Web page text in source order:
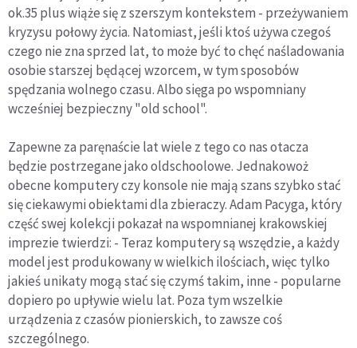
ok.35 plus wiąże się z szerszym kontekstem - przeżywaniem
kryzysu połowy życia. Natomiast, jeśli ktoś używa czegoś
czego nie zna sprzed lat, to może być to chęć naśladowania
osobie starszej będącej wzorcem, w tym sposobów
spędzania wolnego czasu. Albo sięga po wspomniany
wcześniej bezpieczny "old school".
Zapewne za paręnaście lat wiele z tego co nas otacza
będzie postrzegane jako oldschoolowe. Jednakowoż
obecne komputery czy konsole nie mają szans szybko stać
się ciekawymi obiektami dla zbieraczy. Adam Pacyga, który
część swej kolekcji pokazał na wspomnianej krakowskiej
imprezie twierdzi: - Teraz komputery są wszędzie, a każdy
model jest produkowany w wielkich ilościach, więc tylko
jakieś unikaty mogą stać się czymś takim, inne - popularne
dopiero po upływie wielu lat. Poza tym wszelkie
urządzenia z czasów pionierskich, to zawsze coś
szczególnego.